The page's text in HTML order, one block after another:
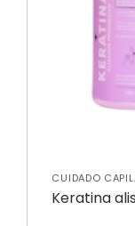
CUIDADO
Keratina